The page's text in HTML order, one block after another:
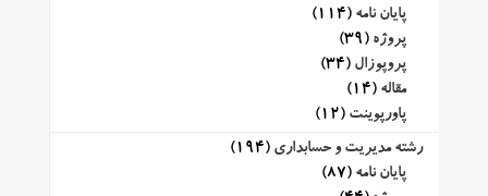
پایان نامه (114)
پروژه (39)
پروپوزال (34)
مقاله (14)
پاورپوینت (12)
رشته مدیریت و حسابداری (194)
پایان نامه (87)